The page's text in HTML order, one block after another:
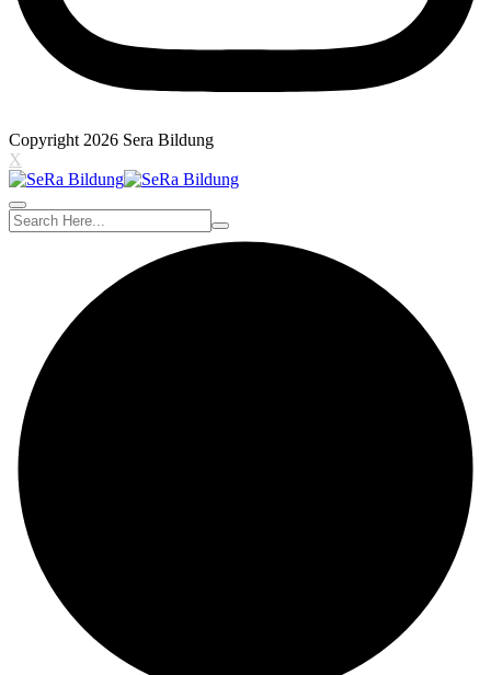
Copyright 2026 Sera Bildung
X